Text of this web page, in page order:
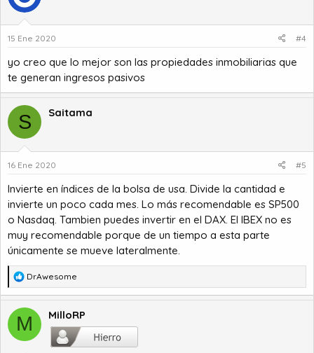
15 Ene 2020 #4
yo creo que lo mejor son las propiedades inmobiliarias que
te generan ingresos pasivos
S Saitama
16 Ene 2020 #5
Invierte en índices de la bolsa de usa. Divide la cantidad e
invierte un poco cada mes. Lo más recomendable es SP500
o Nasdaq. Tambien puedes invertir en el DAX. El IBEX no es
muy recomendable porque de un tiempo a esta parte
únicamente se mueve lateralmente.
R
e
c
i
DrAwesome
M MilloRP